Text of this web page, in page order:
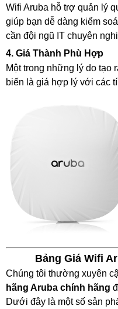
RUIJIE Switch
Switch Draytek
Switch Grandstream
ENGENIUS SWITCH
WIFI GIA ĐÌNH
Wifi SOHO H3C
3G/4G TP-Link
Phụ kiện
Adapter POE Unifi
Phụ kiện Unifi
Adapter 12V, 5V
Adapter POE H3C
Tổng đài điện thoại và điện
Tổng đài Grandstream
Điện thoại Grandstream
Wifi Aruba hỗ trợ quản lý
giúp bạn dễ dàng kiểm
cần đội ngũ IT chuyên
4. Giá Thành Phù Hợp
Một trong những lý do tạo
biến là giá hợp lý với các
Bảng Giá Wifi
Chúng tôi thường xuyên
hãng Aruba chính hãng
Dưới đây là một số sản